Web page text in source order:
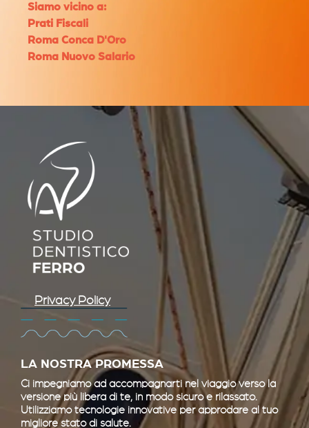
Siamo vicino a:
Prati Fiscali
Roma Conca D'Oro
Roma Nuovo Salario
Privacy Policy
LA NOSTRA PROMESSA
Ci impegniamo ad accompagnarti nel viaggio verso la
versione più libera di te, in modo sicuro e rilassato.
Utilizziamo tecnologie innovative per approdare al tuo
migliore stato di salute.